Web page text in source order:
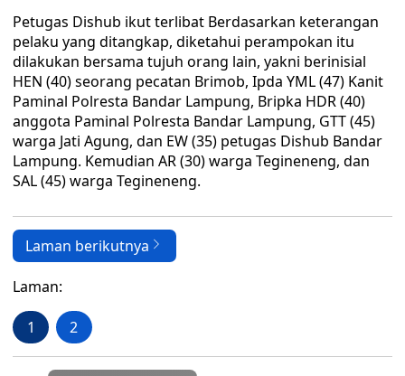
Petugas Dishub ikut terlibat Berdasarkan keterangan
pelaku yang ditangkap, diketahui perampokan itu
dilakukan bersama tujuh orang lain, yakni berinisial
HEN (40) seorang pecatan Brimob, Ipda YML (47) Kanit
Paminal Polresta Bandar Lampung, Bripka HDR (40)
anggota Paminal Polresta Bandar Lampung, GTT (45)
warga Jati Agung, dan EW (35) petugas Dishub Bandar
Lampung. Kemudian AR (30) warga Tegineneng, dan
SAL (45) warga Tegineneng.
Laman berikutnya
Laman:
1 2